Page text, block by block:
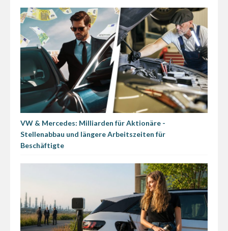
VW & Mercedes: Milliarden für Aktionäre -
Stellenabbau und längere Arbeitszeiten für
Beschäftigte